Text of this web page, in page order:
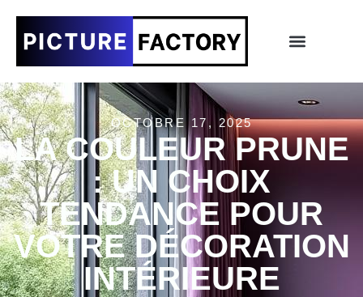
OCTOBRE 17, 2025
LA COULEUR PRUNE
: UN CHOIX
TENDANCE POUR
VOTRE DÉCORATION
INTÉRIEURE